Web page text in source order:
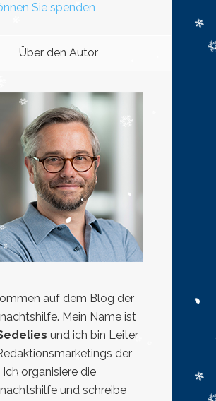
Sie spenden
Über den Autor
auf dem Blog der
Mein Name ist
und ich bin Leiter
der
Ich organisiere die
und schreibe